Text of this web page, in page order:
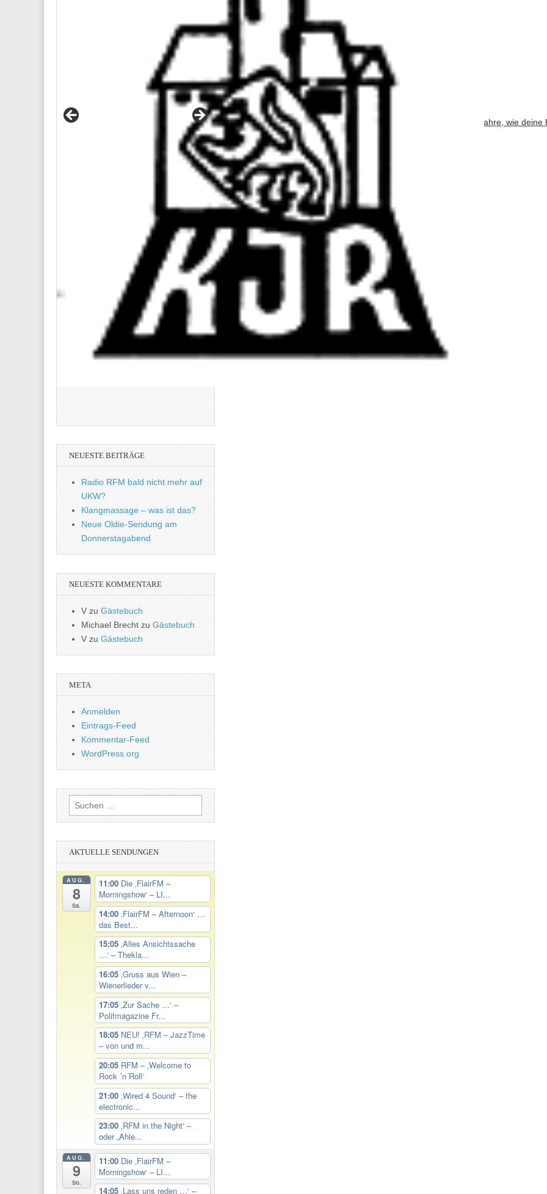
E-Mail-Adresse*
Website
Diese Website verwendet Akismet, um Spam zu reduzieren. Erfahre, wie
NEUESTE BEITRÄGE
Radio RFM bald nicht mehr auf
UKW?
Klangmassage – was ist das?
Neue Oldie-Sendung am
Donnerstagabend
NEUESTE KOMMENTARE
V zu Gästebuch
Michael Brecht zu Gästebuch
Vzu Gästebuch
META
Anmelden
Eintrags-Feed
Kommentar-Feed
WordPress.org
Suchen
nach:
AKTUELLE SENDUNGEN
AUG.
8
Sa.
11:00 Die ‚FlairFM –
Morningshow‘ – LI...
14:00 ‚FlairFM – Afternoon‘ …
das Best...
15:05 ‚Alles Ansichtssache
…‘ – Thekla...
16:05 ‚Gruss aus Wien –
Wienerlieder v...
17:05 ‚Zur Sache …‘ –
Politmagazine Fr...
18:05 NEU! ‚RFM – JazzTime
– von und m...
20:05 RFM – ‚Welcome to
Rock ´n´Roll‘
21:00 ‚Wired 4 Sound‘ – the
electronic...
23:00 ‚RFM in the Night‘ –
oder „Ahle...
AUG.
9
So.
11:00 Die ‚FlairFM –
Morningshow‘ – LI...
14:05 ‚Lass uns reden …‘ –